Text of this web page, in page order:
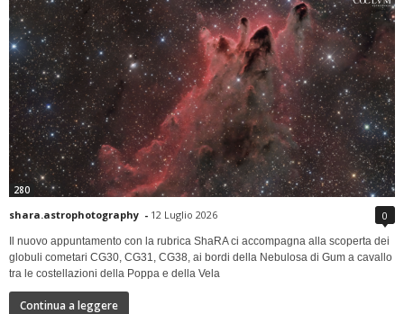
280
shara.astrophotography - 12 Luglio 2026 0
Il nuovo appuntamento con la rubrica ShaRA ci accompagna alla scoperta dei
globuli cometari CG30, CG31, CG38, ai bordi della Nebulosa di Gum a cavallo
tra le costellazioni della Poppa e della Vela
Continua a leggere